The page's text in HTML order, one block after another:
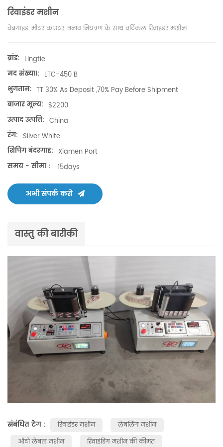
रिवाइंडर मशीन
वेबगाइड, मीटर काउंटर, तनाव नियंत्रण के साथ वर्टिकल रिवाइंडर मशीन।
ब्रांड: Lingtie
मद संख्या।: LTC-450 B
भुगतान: TT 30% As Deposit ,70% Pay Before Shipment
बाजार मूल्य: $2200
उत्पाद उत्पत्ति: China
रंग: Silver White
शिपिंग बंदरगाह: Xiamen Port
समय - सीमा：
15days
अभी संपर्क करो
वास्तु की बारीकी
संबंधित टैग : रिवाइंडर मशीन
लेबलिंग मशीन
ऑटो लेबल मशीन
रिवाइंडिंग मशीन की कीमत